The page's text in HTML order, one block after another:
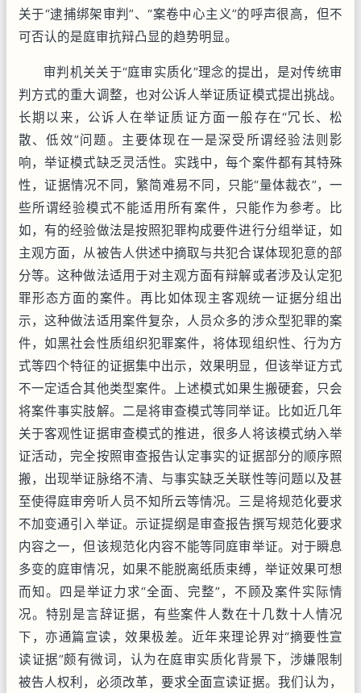
关于“逮捕绑架审判”、“案卷中心主义”的呼声很高，但不
可否认的是庭审抗辩凸显的趋势明显。
审判机关关于“庭审实质化”理念的提出，是对传统审
判方式的重大调整，也对公诉人举证质证模式提出挑战。
长期以来，公诉人在举证质证方面一般存在“冗长、松
散、低效”问题。主要体现在一是深受所谓经验法则影
响，举证模式缺乏灵活性。实践中，每个案件都有其特殊
性，证据情况不同，繁简难易不同，只能“量体裁衣”，一
些所谓经验模式不能适用所有案件，只能作为参考。比
如，有的经验做法是按照犯罪构成要件进行分组举证，如
主观方面，从被告人供述中摘取与共犯合谋体现犯意的部
分等。这种做法适用于对主观方面有辩解或者涉及认定犯
罪形态方面的案件。再比如体现主客观统一证据分组出
示，这种做法适用案件复杂，人员众多的涉众型犯罪的案
件，如黑社会性质组织犯罪案件，将体现组织性、行为方
式等四个特征的证据集中出示，效果明显，但该举证方式
不一定适合其他类型案件。上述模式如果生搬硬套，只会
将案件事实肢解。二是将审查模式等同举证。比如近几年
关于客观性证据审查模式的推进，很多人将该模式纳入举
证活动，完全按照审查报告认定事实的证据部分的顺序照
搬，出现举证脉络不清、与事实缺乏关联性等问题以及甚
至使得庭审旁听人员不知所云等情况。三是将规范化要求
不加变通引入举证。示证提纲是审查报告撰写规范化要求
内容之一，但该规范化内容不能等同庭审举证。对于瞬息
多变的庭审情况，如果不能脱离纸质束缚，举证效果可想
而知。四是举证力求“全面、完整”，不顾及案件实际情
况。特别是言辞证据，有些案件人数在十几数十人情况
下，亦通篇宣读，效果极差。近年来理论界对“摘要性宣
读证据”颇有微词，认为在庭审实质化背景下，涉嫌限制
被告人权利，必须改革，要求全面宣读证据。我们认为，